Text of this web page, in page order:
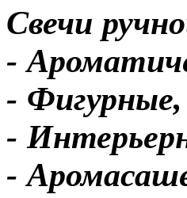
Свечи
-
- Фигурные,
-
-